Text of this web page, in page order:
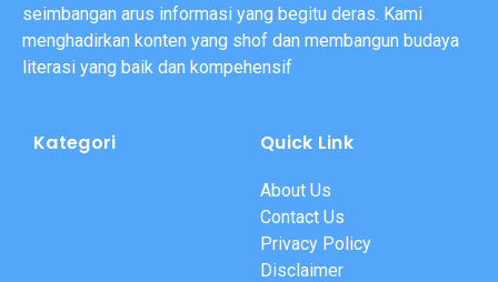
seimbangan arus informasi yang begitu deras. Kami
menghadirkan konten yang shof dan membangun budaya
literasi yang baik dan kompehensif
Kategori Quick Link
About Us
Contact Us
Privacy Policy
Disclaimer